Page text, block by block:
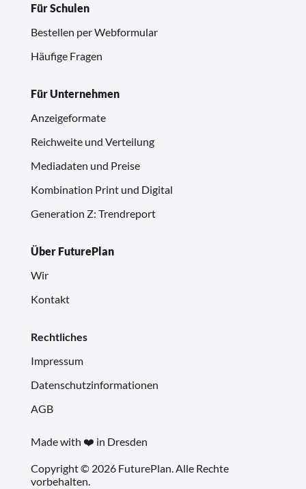
Für Schulen
Bestellen per Webformular
Häufige Fragen
Für Unternehmen
Anzeigeformate
Reichweite und Verteilung
Mediadaten und Preise
Kombination Print und Digital
Generation Z: Trendreport
Über FuturePlan
Wir
Kontakt
Rechtliches
Impressum
Datenschutzinformationen
AGB
Made with ❤️ in Dresden
Copyright © 2026 FuturePlan. Alle Rechte
vorbehalten.